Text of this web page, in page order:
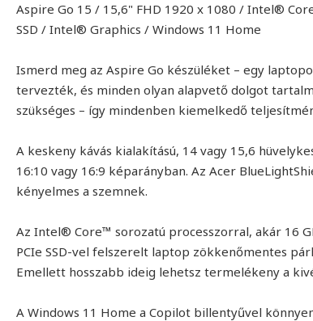
Aspire Go 15 / 15,6" FHD 1920 x 1080 / Intel®
SSD / Intel® Graphics / Windows 11 Home
Ismerd meg az Aspire Go készüléket – egy
tervezték, és minden olyan alapvető dolgot
szükséges – így mindenben kiemelkedő
A keskeny kávás kialakítású, 14 vagy 15,6
16:10 vagy 16:9 képarányban. Az Acer
kényelmes a szemnek.
Az Intel® Core™ sorozatú processzorral, akár 16
PCIe SSD-vel felszerelt laptop zökkenőmentes
Emellett hosszabb ideig lehetsz termelékeny a
A Windows 11 Home a Copilot billentyűvel